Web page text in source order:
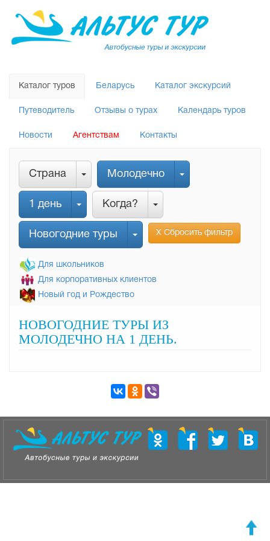
Каталог туров Беларусь Каталог экскурсий
Путеводитель Отзывы о турах Календарь туров
Новости Агентствам Контакты
Страна Молодечно
1 день Когда?
Новогодние туры Х Сбросить фильтр
Для школьников
Для корпоративных клиентов
Новый год и Рождество
НОВОГОДНИЕ ТУРЫ ИЗ
МОЛОДЕЧНО НА 1 ДЕНЬ.